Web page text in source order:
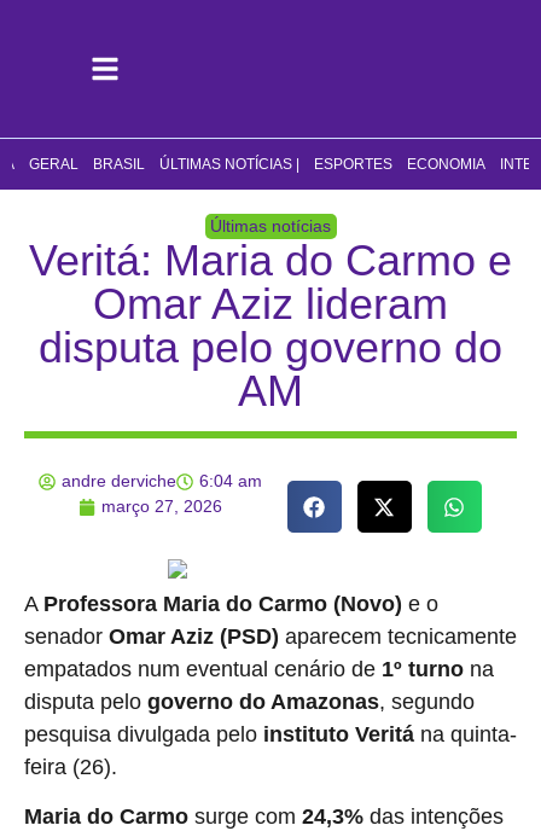
GERAL BRASIL ÚLTIMAS NOTÍCIAS | ESPORTES ECONOMIA
Últimas notícias
Veritá: Maria do Carmo e
Omar Aziz lideram
disputa pelo governo do
AM
andre derviche
6:04 am
março 27, 2026
A Professora Maria do Carmo (Novo) e o
senador Omar Aziz (PSD) aparecem tecnicamente
empatados num eventual cenário de 1º turno na
disputa pelo governo do Amazonas, segundo
pesquisa divulgada pelo instituto Veritá na quinta-
feira (26).
Maria do Carmo surge com 24,3% das intenções